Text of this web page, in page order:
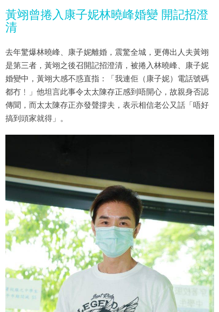
黃翊曾捲入康子妮林曉峰婚變 開記招澄
清
去年驚爆林曉峰、康子妮離婚，震驚全城，更傳出人夫黃翊
是第三者，黃翊之後召開記招澄清，被捲入林曉峰、康子妮
婚變中，黃翊大感不惑直指：「我連佢（康子妮）電話號碼
都冇﹗」他坦言此事令太太陳存正感到唔開心，故親身否認
傳聞，而太太陳存正亦發聲撐夫，表示相信老公又話「唔好
搞到頭家就得」。